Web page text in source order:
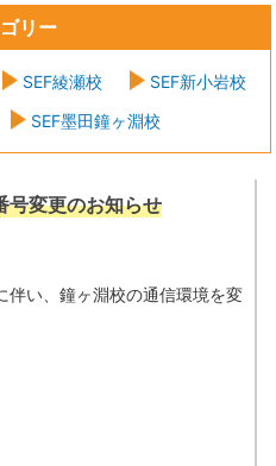
リー
SEF綾瀬校
SEF新小岩校
SEF墨田鐘ヶ淵校
号変更のお知らせ
伴い、鐘ヶ淵校の通信環境を変